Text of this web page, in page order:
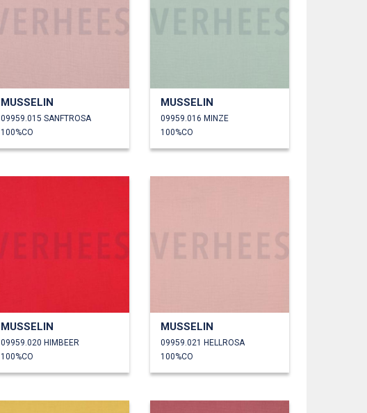
MUSSELIN
09959.015 SANFTROSA
100%CO
MUSSELIN
09959.016 MINZE
100%CO
MUSSELIN
09959.020 HIMBEER
100%CO
MUSSELIN
09959.021 HELLROSA
100%CO